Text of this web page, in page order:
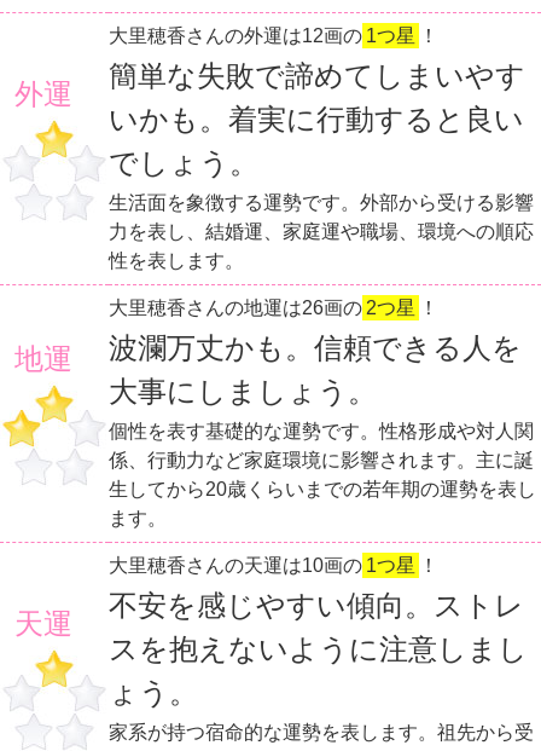
外運
大里穂香さんの外運は12画の 1つ星 ！
簡単な失敗で諦めてしまいやす
いかも。着実に行動すると良い
でしょう。
生活面を象徴する運勢です。外部から受ける影響
力を表し、結婚運、家庭運や職場、環境への順応
性を表します。
地運
大里穂香さんの地運は26画の 2つ星 ！
波瀾万丈かも。信頼できる人を
大事にしましょう。
個性を表す基礎的な運勢です。性格形成や対人関
係、行動力など家庭環境に影響されます。主に誕
生してから20歳くらいまでの若年期の運勢を表し
ます。
天運
大里穂香さんの天運は10画の 1つ星 ！
不安を感じやすい傾向。ストレ
スを抱えないように注意しまし
ょう。
家系が持つ宿命的な運勢を表します。祖先から受